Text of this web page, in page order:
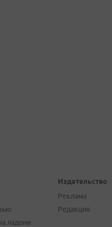
ладони
Издательство
Реклама
Редакция